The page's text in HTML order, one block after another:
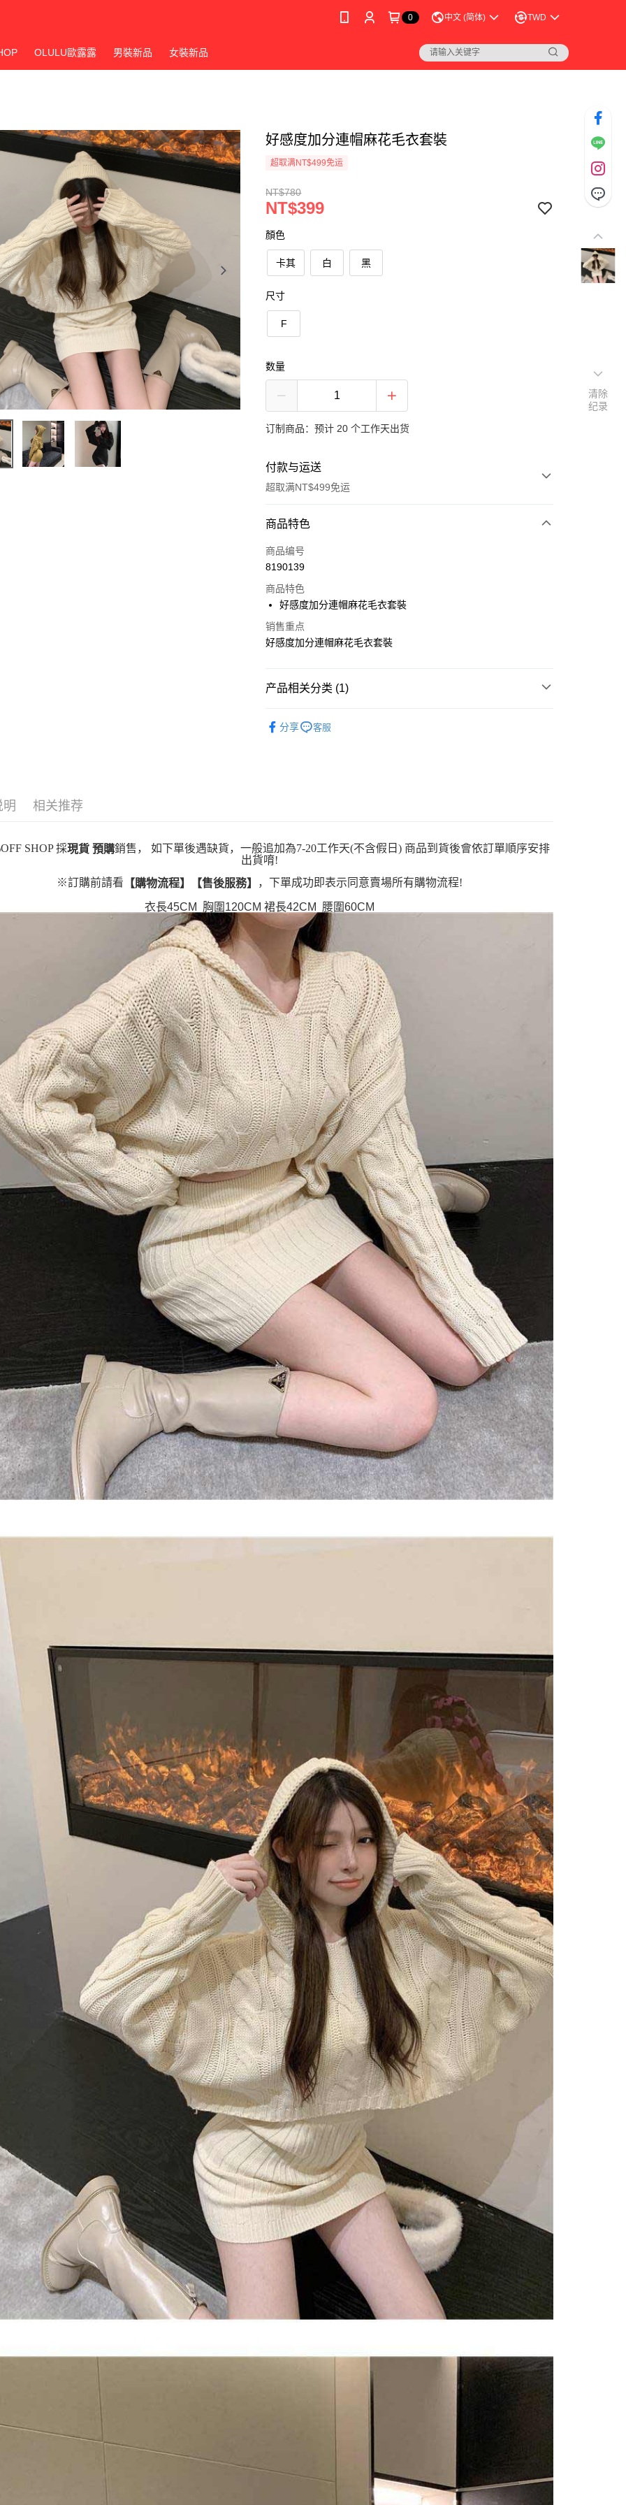
0 中文 (简体) TWD
OLULU歐露露 男裝新品 女裝新品
好感度加分連帽麻花毛衣套裝
超取满NT$499免运
NT$780
NT$399
顏色
卡其 白 黑
尺寸
F
数量
订制商品：预计 20 个工作天出货
付款与运送
超取满NT$499免运
付款方式
信用卡一次付款
LINE Pay
Apple Pay
Plus PAY
完成交易。
3. 实际核准额度、可分期数及费用金额请依后续交易确认页面所载为准。
消。如遇 “转专审核”未通过状况，表示未达系统评分，恕无法说明评估内
【缴款方式说明】
1. 分期款项不并入电信账单，“大哥付你分期”于每月结算日后寄送缴费提醒
短信。
2. 通过短信链接打开账单后，可选择 “超商条码／台湾大直营门市／银行转
账／街口支付／iPASS MONEY”等通路缴费。
【注意事项】
1. 本服务系由 “台湾大哥大股份有限公司”所提供，让用户于交易时，得通
过本服务购买商品或服务，并由商店将买卖／分期付款买卖价金债权让与
本公司后，依约使用本公司账单缴交账款。
2. 基于同意付款使用 “大哥付你分期”之契约关系目的，商店将以您的个人
资料（包含姓名、电话或地址）提供予台湾大哥大进项收集、处理及利
用，由台湾大哥大与本人进行分期账单所需资料之确认、核对及更正。
3. 完整用户服务条款，请详阅以下链接：
窗。
2. 進行簡訊驗證之後，即可完成結帳手續。
3. 訂單確認後不需事先繳費，商品會配送至您的指定地址。
4. 下訂完成後，您的手機會收到一封繳費通知簡訊，APP會員則會收到
AFTEE APP推播通知。
5. 收到商品當下無需繳費，確認無誤後，請再利用繳費通知簡訊或AFTEE
APP於四大便利商店‧ATM/網銀等方式進行付款。
請留意繳費期限為 14 天。唯有下載 AFTEE App 成為 AFTEE 會員者方能
享有最長 45 天內付款之服務。
繳費期限，為商家向您請款的時間，再加上使用AFTEE可延長的天數所計
算出。使用AFTEE下訂可以延長您收到商品前的繳費天數，但無法保證一
定能夠在期限內收到商品(例如:預購商品或預計到貨時間較長者)。因此無論
收到商品與否，仍需要請您在AFTEE規定的時間內完成繳費。
二、付款限制
1. 初次使用 AFTEE 時，將依認證結果及本公司審查結果，核予每個人不同
之上限額度
2. 結帳金額須大於NT$30
3. 目前僅支援台灣會員
三、聲明條款
「AFTEE先享後付」(下稱本服務)乃由恩沛科技股份有限公司(下稱 AFTEE
)所提供，並由 AFTEE 向您收取款項。因使用本服務所須提供之個人資料
(包含但不限於訂購人姓名、電話，收件人姓名、電話、收件地址)，將交付
予 AFTEE 於本服務必要服務範圍內運用。關於 AFTEE 對於個人資料之蒐
集、處理、利用，詳參 AFTEE 官網之『個人資料蒐集、處理及利用告知聲
明』（https://aftee.tw/privacypolicy/）。
若款項超過繳費期限，將根據當次的金額加收年利率 16% 的逾期滯納金。
未成年的使用者，請事先徵得法定代理人或監護人之同意方可使用
AFTEE。
若您對於個人資料之處理、利用有任何疑問，或欲行使相關法律權利，請
聯繫恩沛科技股份有限公司。若您不同意我們將上開所示之個人資料，連
同必要之購買訂單資訊提供予 AFTEE ，或讓 AFTEE 蒐集處理利用您的個
人資料，請勿選用本服務。
运送方式
全家取貨付款
每笔NT$45
付款 後全家取貨
每笔NT$45
7-11取貨付款
每笔NT$45，满NT$499(含以上)免运费
付款 後7-11取貨
每笔NT$45，满NT$499(含以上)免运费
宅配
每笔NT$70，满NT$499(含以上)免运费
商品特色
商品编号
8190139
商品特色
好感度加分連帽麻花毛衣套裝
销售重点
好感度加分連帽麻花毛衣套裝
产品相关分类 (1)
分享
客服
明 相关推荐
SHOP 採現貨 預購銷售， 如下單後遇缺貨，一般追加為7-20工作天(不含假日) 商品到貨後會依訂單順序安排
出貨唷!
※訂購前請看 【購物流程】【售後服務】 ，下單成功即表示同意賣場所有購物流程!
衣長45CM 胸圍120CM 裙長42CM 腰圍60CM
清除
纪录